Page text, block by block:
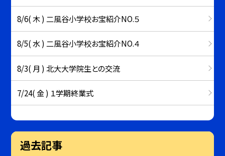
8/6( 木 ) 二風谷小学校お宝紹介NO.５
8/5( 水 ) 二風谷小学校お宝紹介NO.４
8/3( 月 ) 北大大学院生との交流
7/24( 金 ) １学期終業式
過去記事